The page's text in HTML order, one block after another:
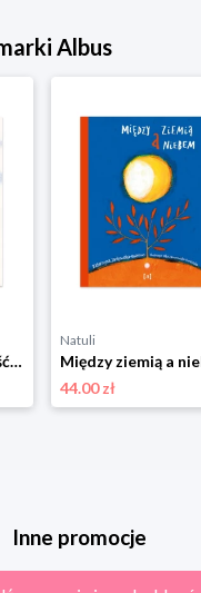
Albus
Żaba. Mała opowieść o żałobie Albus
Natuli
44.00 zł
Inne promocje